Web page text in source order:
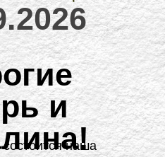
и
наша